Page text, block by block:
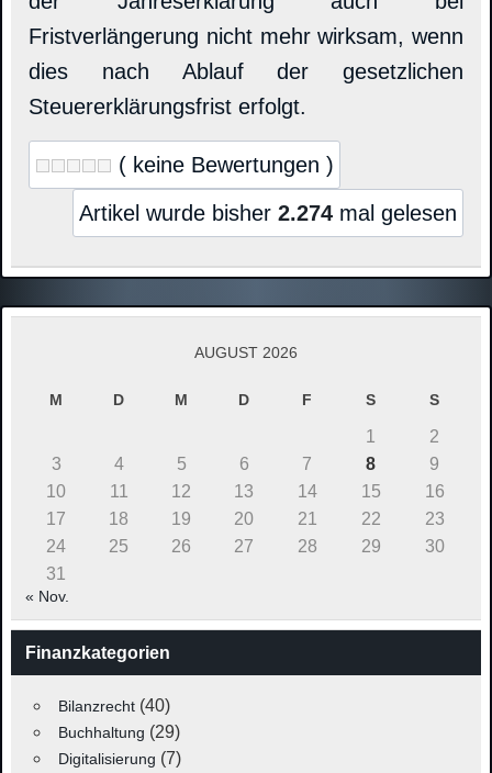
Fristverlängerung nicht mehr wirksam, wenn
dies nach Ablauf der gesetzlichen
Steuererklärungsfrist erfolgt.
( keine Bewertungen )
Artikel wurde bisher 2.274 mal gelesen
AUGUST 2026
M D M D F S S
1
2
3
4 5 6 7 8
9
10
11 12 13 14 15
16
17
18 19 20 21 22
23
24
25 26 27 28 29
30
31
« Nov.
Finanzkategorien
Bilanzrecht(40)
Buchhaltung (29)
Digitalisierung (7)